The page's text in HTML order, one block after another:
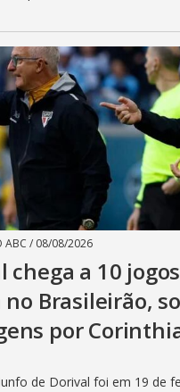
ABC / 08/08/2026
chega a 10
Brasileirão,
por
de Dorival foi em 19 de